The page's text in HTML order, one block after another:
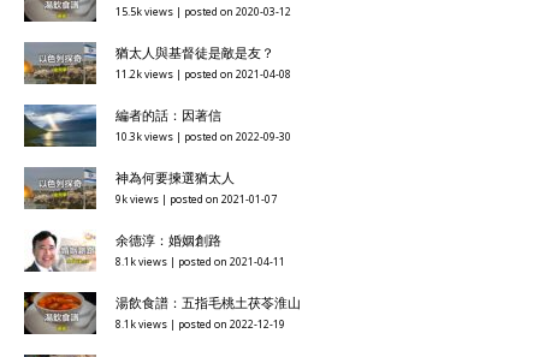
15.5k views | posted on 2020-03-12
猶太人與基督徒是敵是友？
11.2k views | posted on 2021-04-08
編者的話：因著信
10.3k views | posted on 2022-09-30
神為何要揀選猶太人
9k views | posted on 2021-01-07
余德淳：婚姻創路
8.1k views | posted on 2021-04-11
湯飲食譜：五指毛桃土茯苓淮山
8.1k views | posted on 2022-12-19